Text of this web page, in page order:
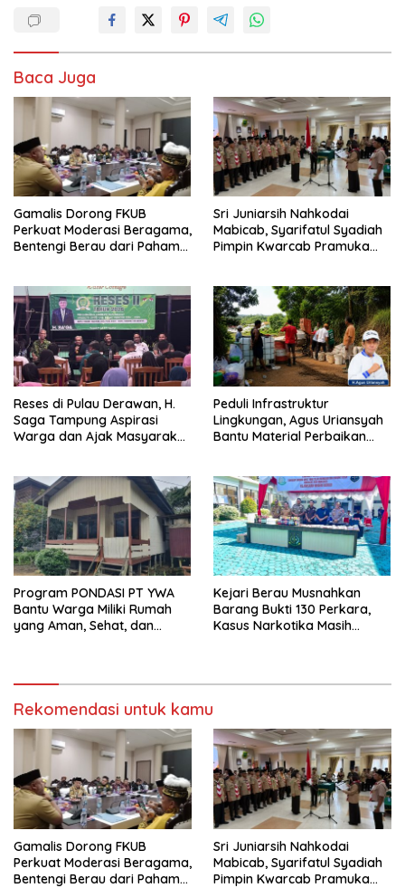
Baca Juga
Gamalis Dorong FKUB
Perkuat Moderasi Beragama,
Bentengi Berau dari Paham
Sri Juniarsih Nahkodai
Mabicab, Syarifatul Syadiah
Pimpin Kwarcab Pramuka
Reses di Pulau Derawan, H.
Saga Tampung Aspirasi
Warga dan Ajak Masyarakat
Peduli Infrastruktur
Lingkungan, Agus Uriansyah
Bantu Material Perbaikan
Program PONDASI PT YWA
Bantu Warga Miliki Rumah
yang Aman, Sehat, dan
Kejari Berau Musnahkan
Barang Bukti 130 Perkara,
Kasus Narkotika Masih
Rekomendasi untuk kamu
Gamalis Dorong FKUB
Perkuat Moderasi Beragama,
Bentengi Berau dari Paham
Sri Juniarsih Nahkodai
Mabicab, Syarifatul Syadiah
Pimpin Kwarcab Pramuka